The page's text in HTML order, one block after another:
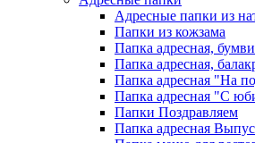
Адресные папки из
Папки из кожзама
Папка адресная,
Папка адресная,
Папка адресная "На
Папка адресная "C
Папки Поздравляем
Папка адресная